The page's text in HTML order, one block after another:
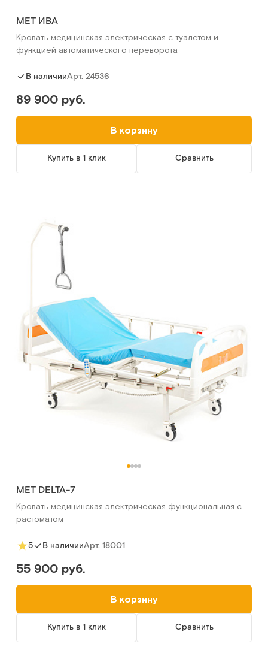
МЕТ ИВА
Кровать медицинская электрическая с туалетом и
функцией автоматического переворота
В наличииАрт. 24536
89 900 руб.
В корзину
Купить в 1 клик Сравнить
MET DELTA-7
Кровать медицинская электрическая функциональная с
растоматом
5 В наличииАрт. 18001
55 900 руб.
В корзину
Купить в 1 клик Сравнить